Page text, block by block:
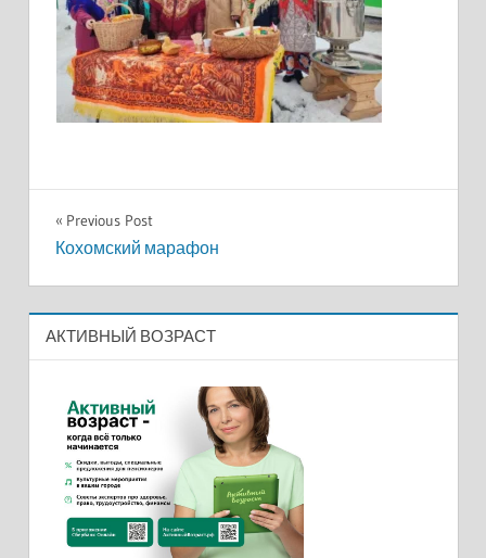
Навигация
записям
Previous Post
Кохомский марафон
АКТИВНЫЙ ВОЗРАСТ